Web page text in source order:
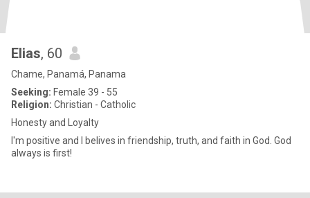
Elias, 60
Chame, Panamá, Panama
Seeking: Female 39 - 55
Religion: Christian - Catholic
Honesty and Loyalty
I'm positive and I belives in friendship, truth, and faith in God. God
always is first!